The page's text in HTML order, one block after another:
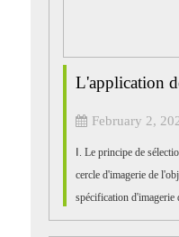
L'application
February 2,
Ⅰ. Le principe de
cercle d'imagerie de
spécification d'imagerie
dire que l'objectif 1/2